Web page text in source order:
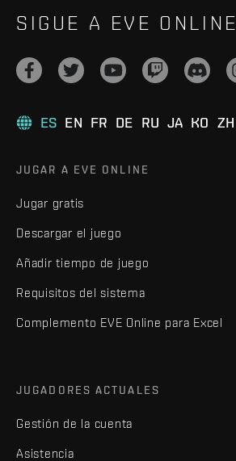
SIGUE A EVE ONLINE
ES EN FR DE RU JA KO ZH
JUGAR A EVE ONLINE
Jugar gratis
Descargar el juego
Añadir tiempo de juego
Requisitos del sistema
Complemento EVE Online para Excel
JUGADORES ACTUALES
Gestión de la cuenta
Asistencia